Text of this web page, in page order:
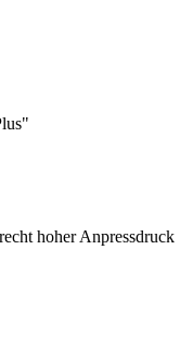
hoher Anpressdruck